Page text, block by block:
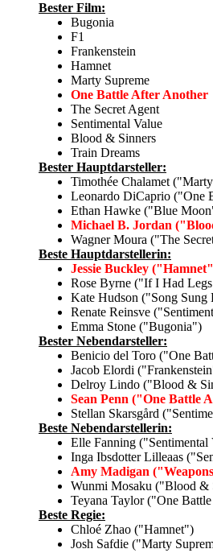
Bester Film:
Bugonia
F1
Frankenstein
Hamnet
Marty Supreme
One Battle After Another
The Secret Agent
Sentimental Value
Blood & Sinners
Train Dreams
Bester Hauptdarsteller:
Timothée Chalamet
Leonardo DiCaprio ("One
Ethan Hawke ("Blue
Michael B. Jordan
Wagner Moura ("The
Beste Hauptdarstellerin:
Jessie Buckley
Rose Byrne ("If I Had
Kate Hudson ("Song Sung
Renate Reinsve
Emma Stone ("Bugonia")
Bester Nebendarsteller:
Benicio del Toro ("One
Jacob Elordi
Delroy Lindo ("Blood &
Sean Penn ("One Battle
Stellan Skarsgård
Beste Nebendarstellerin:
Elle Fanning ("Sentimental
Inga Ibsdotter Lilleaas
Amy Madigan
Wunmi Mosaku ("Blood &
Teyana Taylor ("One
Beste Regie:
Chloé Zhao ("Hamnet")
Josh Safdie ("Marty